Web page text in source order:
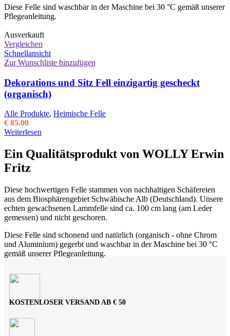
gewählt
Diese Felle sind waschbar in der Maschine bei 30 °C gemäß unserer
Pflegeanleitung.
Ausverkauft
Vergleichen
Schnellansicht
Zur Wunschliste hinzufügen
Dekorations und Sitz Fell einzigartig gescheckt
(organisch)
Alle Produkte, Heimische Felle
€ 85.00
Weiterlesen
Ein Qualitätsprodukt von WOLLY Erwin
Fritz
Diese hochwertigen Felle stammen von nachhaltigen Schäfereien
aus dem Biosphärengebiet Schwäbische Alb (Deutschland). Unsere
echten gewachsenen Lammfelle sind ca. 100 cm lang (am Leder
gemessen) und nicht geschoren.
Diese Felle sind schonend und natürlich (organisch - ohne Chrom
und Aluminium) gegerbt und waschbar in der Maschine bei 30 °C
gemäß unserer Pflegeanleitung.
KOSTENLOSER VERSAND AB € 50